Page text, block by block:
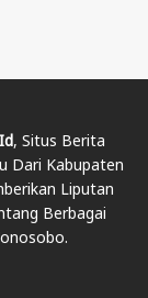
, Situs Berita
Dari Kabupaten
Liputan
Berbagai